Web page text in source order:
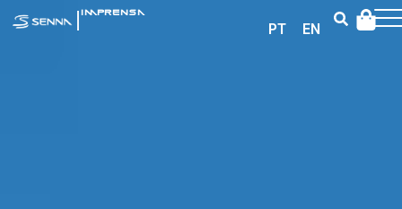
| IMPRENSA
PT EN